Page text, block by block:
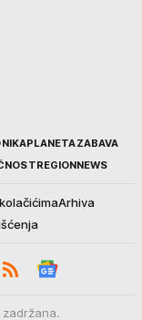
PLANETAZABAVA
REGIONNEWS
Arhiva
zadržana.